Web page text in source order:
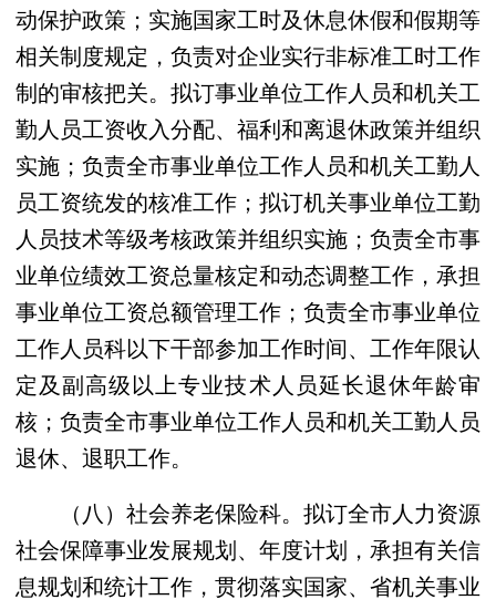
动保护政策；实施国家工时及休息休假和假期等
相关制度规定，负责对企业实行非标准工时工作
制的审核把关。拟订事业单位工作人员和机关工
勤人员工资收入分配、福利和离退休政策并组织
实施；负责全市事业单位工作人员和机关工勤人
员工资统发的核准工作；拟订机关事业单位工勤
人员技术等级考核政策并组织实施；负责全市事
业单位绩效工资总量核定和动态调整工作，承担
事业单位工资总额管理工作；负责全市事业单位
工作人员科以下干部参加工作时间、工作年限认
定及副高级以上专业技术人员延长退休年龄审
核；负责全市事业单位工作人员和机关工勤人员
退休、退职工作。
（八）社会养老保险科。拟订全市人力资源
社会保障事业发展规划、年度计划，承担有关信
息规划和统计工作，贯彻落实国家、省机关事业